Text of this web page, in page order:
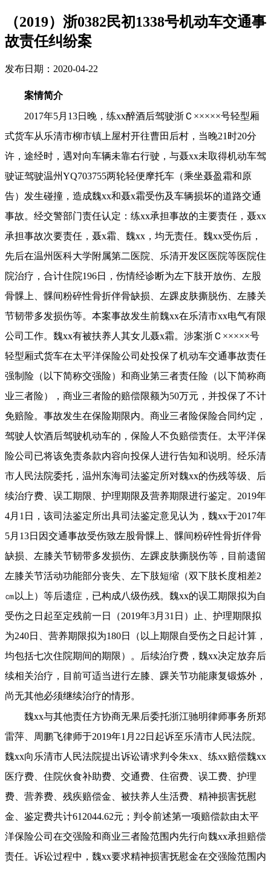
（2019）浙0382民初1338号机动车交通事
故责任纠纷案
发布日期：2020-04-22
案情简介
2017年5月13日晚，练xx醉酒后驾驶浙Ｃ×××××号轻型厢
式货车从乐清市柳市镇上屋村开往曹田后村，当晚21时20分
许，途经时，遇对向车辆未靠右行驶，与聂xx未取得机动车驾
驶证驾驶温州YQ703755两轮轻便摩托车（乘坐聂盈霜和原
告）发生碰撞，造成魏xx和聂x霜受伤及车辆损坏的道路交通
事故。经交警部门责任认定：练xx承担事故的主要责任，聂xx
承担事故次要责任，聂x霜、魏xx，均无责任。魏xx受伤后，
先后在温州医科大学附属第二医院、乐清开发区医院等医院住
院治疗，合计住院196日，伤情经诊断为左下肢开放伤、左股
骨髁上、髁间粉碎性骨折伴骨缺损、左踝皮肤撕脱伤、左膝关
节韧带多发损伤等。本案事故发生前魏xx在乐清市xx电气有限
公司工作。魏xx有被扶养人其女儿聂x霜。涉案浙Ｃ×××××号
轻型厢式货车在太平洋保险公司处投保了机动车交通事故责任
强制险（以下简称交强险）和商业第三者责任险（以下简称商
业三者险），商业三者险的赔偿限额为50万元，并投保了不计
免赔险。事故发生在保险期限内。商业三者险保险合同约定，
驾驶人饮酒后驾驶机动车的，保险人不负赔偿责任。太平洋保
险公司已将该免责条款内容向投保人进行告知和说明。经乐清
市人民法院委托，温州东海司法鉴定所对魏xx的伤残等级、后
续治疗费、误工期限、护理期限及营养期限进行鉴定。2019年
4月1日，该司法鉴定所出具司法鉴定意见认为，魏xx于2017年
5月13日因交通事故受伤致左股骨髁上、髁间粉碎性骨折伴骨
缺损、左膝关节韧带多发损伤、左踝皮肤撕脱伤等，目前遗留
左膝关节活动功能部分丧失、左下肢短缩（双下肢长度相差2
㎝以上）等后遗症，已构成八级伤残。魏xx的误工期限拟为自
受伤之日起至定残前一日（2019年3月31日）止、护理期限拟
为240日、营养期限拟为180日（以上期限自受伤之日起计算，
均包括七次住院期间的期限）。后续治疗费，魏xx决定放弃后
续相关治疗，目前可适当进行左膝、踝关节功能康复锻炼外，
尚无其他必须继续治疗的情形。
魏xx与其他责任方协商无果后委托浙江驰明律师事务所郑
雷萍、周鹏飞律师于2019年1月22日起诉至乐清市人民法院。
魏xx向乐清市人民法院提出诉讼请求判令朱xx、练xx赔偿魏xx
医疗费、住院伙食补助费、交通费、住宿费、误工费、护理
费、营养费、残疾赔偿金、被扶养人生活费、精神损害抚慰
金、鉴定费共计612044.62元；判令前述第一项赔偿款由太平
洋保险公司在交强险和商业三者险范围内先行向魏xx承担赔偿
责任。诉讼过程中，魏xx要求精神损害抚慰金在交强险范围内